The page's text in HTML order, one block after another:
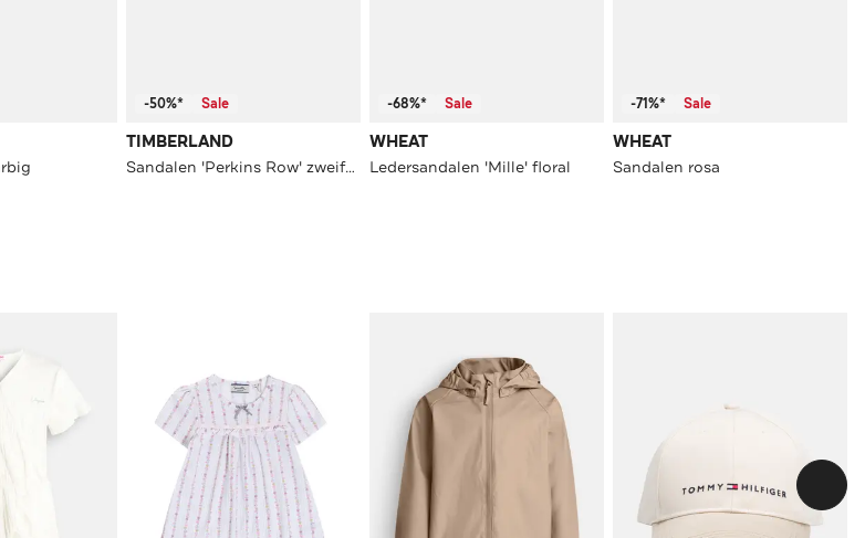
-50%* Sale
TIMBERLAND
Sandalen 'Perkins Row' zweifarbig
-68%* Sale
WHEAT
Ledersandalen 'Mille' floral
-71%* Sale
WHEAT
Sandalen rosa